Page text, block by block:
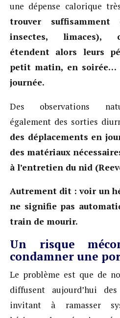
une dépense calorique
trouver suffisamment
insectes, limaces),
étendent alors leurs
petit matin, en
journée.
Des observations
également des sorties
des déplacements en
des matériaux
à l’entretien du nid
Autrement dit : voir un
ne signifie pas
train de mourir.
Un risque
condamner une
Le problème est que de
diffusent aujourd’hui
invitant à ramasser